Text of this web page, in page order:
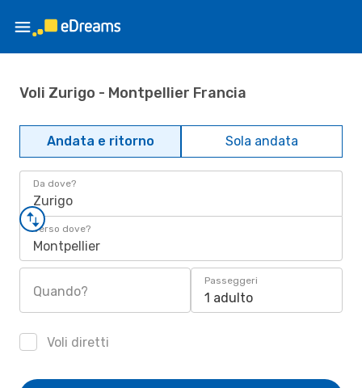
Voli Zurigo - Montpellier Francia
Andata e ritorno Sola andata
Da dove?
Zurigo
Verso dove?
Montpellier
Quando?
Passeggeri
1 adulto
Voli diretti